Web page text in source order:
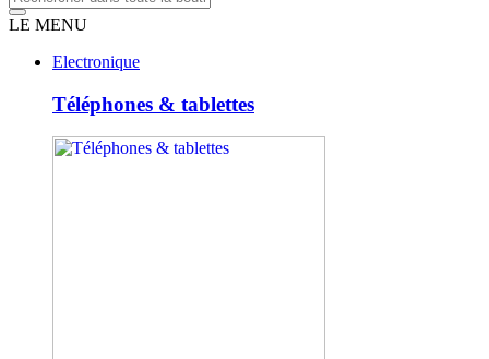
LE MENU
Electronique
Téléphones & tablettes